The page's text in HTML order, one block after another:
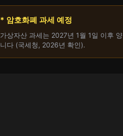
* 암호화폐 과세 예정
가상자산 과세는 2027년 1월 1일 이후
니다 (국세청, 2026년 확인).